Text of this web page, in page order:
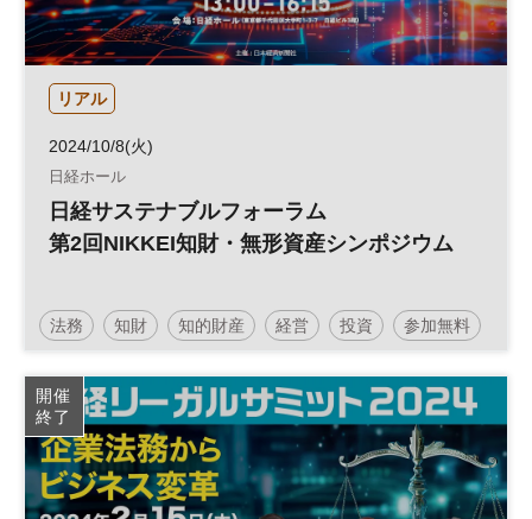
リアル
2024/10/8(火)
日経ホール
日経サステナブルフォーラム
第2回NIKKEI知財・無形資産シンポジウム
法務 知財 知的財産 経営 投資 参加無料
開催
終了